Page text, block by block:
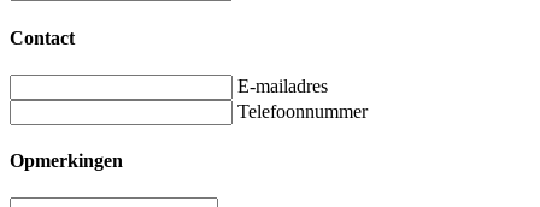
Contact
E-mailadres
Telefoonnummer
Opmerkingen